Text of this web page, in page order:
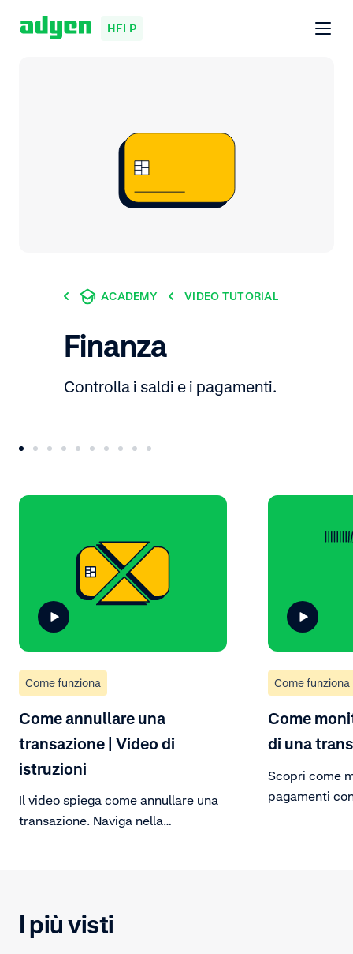
HELP
ACADEMY VIDEO TUTORIAL
Finanza
Controlla i saldi e i pagamenti.
Come funziona
Come annullare una
transazione | Video di
istruzioni
Il video spiega come annullare una
transazione. Naviga nella
Come funziona
Come
di una
Scopri come
pagamenti
I più visti